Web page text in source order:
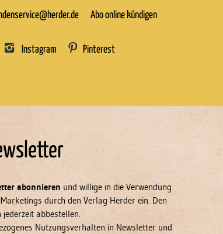
Abo online kündigen
Instagram Pinterest
abonnieren und willige in die Verwendung
durch den Verlag Herder ein. Den
abbestellen.
Nutzungsverhalten in Newsletter und